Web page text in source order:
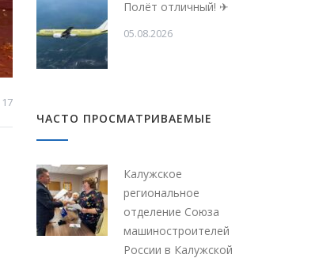
17
Полёт отличный! ✈
05.08.2026
ЧАСТО ПРОСМАТРИВАЕМЫЕ
Калужское
региональное
отделение Союза
машиностроителей
России в Калужской